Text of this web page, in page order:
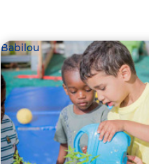
Babilou